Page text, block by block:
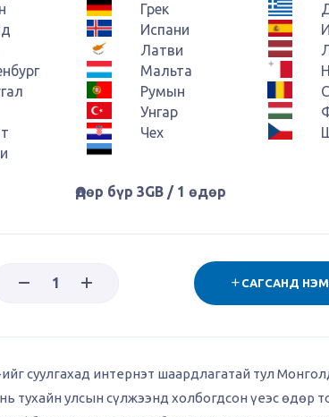
Грек
Испани
Латви
Мальта
Румын
Унгар
Чех
Өдөр бүр 3GB / 1 өдөр
САГСАНД
ийг суулгахад интернэт шаардлагатай тул
тухайн улсын сүлжээнд холбогдсон үеэс өдөр